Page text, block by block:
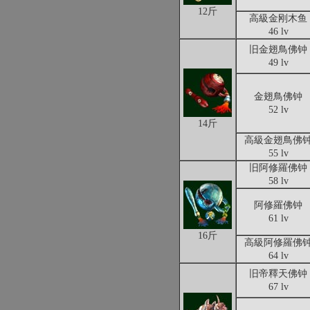
12斤
高級金刚木鱼
46 lv
14斤
旧金翅鳥佛钟
49 lv
金翅鳥佛钟
52 lv
高級金翅鳥佛
55 lv
16斤
旧阿修羅佛钟
58 lv
阿修羅佛钟
61 lv
高級阿修羅佛
64 lv
旧帝釋天佛钟
67 lv